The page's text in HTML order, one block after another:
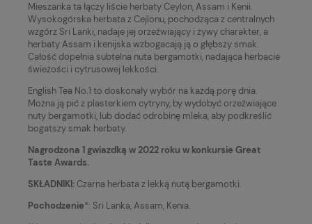
Mieszanka ta łączy liście herbaty Ceylon, Assam i Kenii.
Wysokogórska herbata z Cejlonu, pochodząca z centralnych
wzgórz Sri Lanki, nadaje jej orzeźwiający i żywy charakter, a
herbaty Assam i kenijska wzbogacają ją o głębszy smak.
Całość dopełnia subtelna nuta bergamotki, nadająca herbacie
świeżości i cytrusowej lekkości.
English Tea No.1 to doskonały wybór na każdą porę dnia.
Można ją pić z plasterkiem cytryny, by wydobyć orzeźwiające
nuty bergamotki, lub dodać odrobinę mleka, aby podkreślić
bogatszy smak herbaty.
Nagrodzona 1 gwiazdką w 2022 roku w konkursie Great
Taste Awards.
SKŁADNIKI:Czarna herbata z lekką nutą bergamotki.
Pochodzenie*: Sri Lanka, Assam, Kenia.